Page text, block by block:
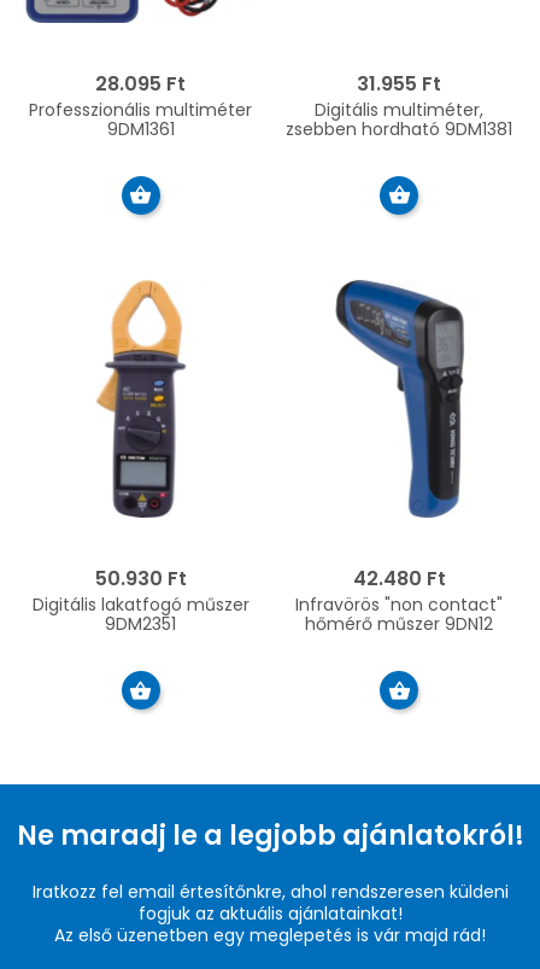
28.095 Ft
Professzionális multiméter
9DM1361
31.955 Ft
Digitális multiméter,
zsebben hordható 9DM1381
50.930 Ft
Digitális lakatfogó műszer
9DM2351
42.480 Ft
Infravörös "non contact"
hőmérő műszer 9DN12
Ne maradj le a legjobb ajánlatokról!
Iratkozz fel email értesítőnkre, ahol rendszeresen küldeni
fogjuk az aktuális ajánlatainkat!
Az első üzenetben egy meglepetés is vár majd rád!